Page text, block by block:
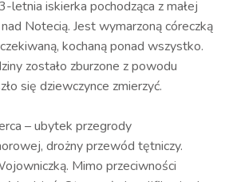
letnia iskierka pochodząca z małej
Notecią. Jest wymarzoną córeczką
kochaną ponad wszystko.
zostało zburzone z powodu
się dziewczynce zmierzyć.
– ubytek przegrody
drożny przewód tętniczy.
Mimo przeciwności